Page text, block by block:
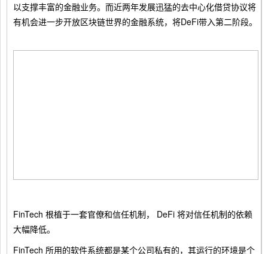
以支撑丰富的金融业务。而近两年发展迅猛的去中心化借贷协议将
有机会进一步开放区块链世界的金融系统，将DeFi带入第二阶段。
FinTech 根植于一套官僚和信任机制， DeFi 将对信任机制的依赖
大幅降低。
FinTech 所用的软件系统都是某个公司私有的，其运行的环境是个